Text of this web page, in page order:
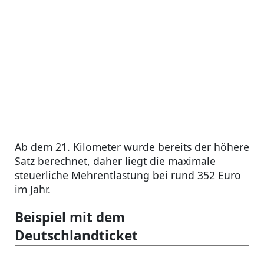
Ab dem 21. Kilometer wurde bereits der höhere
Satz berechnet, daher liegt die maximale
steuerliche Mehrentlastung bei rund 352 Euro
im Jahr.
Beispiel mit dem
Deutschlandticket